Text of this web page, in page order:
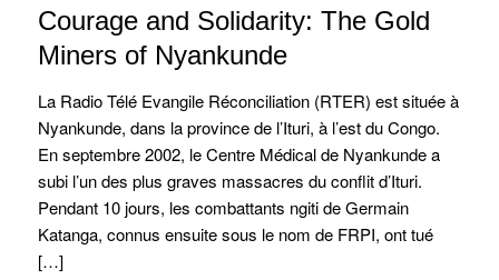
Courage and Solidarity: The Gold
Miners of Nyankunde
La Radio Télé Evangile Réconciliation (RTER) est située à
Nyankunde, dans la province de l’Ituri, à l’est du Congo.
En septembre 2002, le Centre Médical de Nyankunde a
subi l’un des plus graves massacres du conflit d’Ituri.
Pendant 10 jours, les combattants ngiti de Germain
Katanga, connus ensuite sous le nom de FRPI, ont tué
[…]